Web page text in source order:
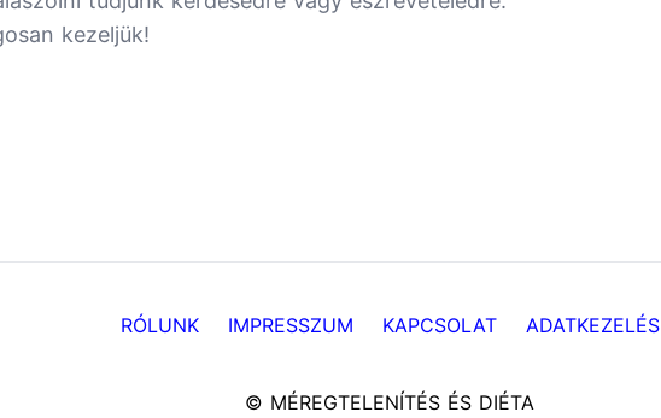
kezeljük!
RÓLUNK IMPRESSZUM KAPCSOLAT ADATKEZELÉS
© MÉREGTELENÍTÉS ÉS DIÉTA